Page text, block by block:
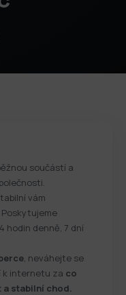
součástí a
vám
hodin denně, 7 dní
, neváhejte se
k internetu za co
stabilní chod.